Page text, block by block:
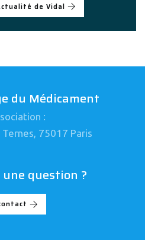
de Vidal
du Médicament
:
75017 Paris
question ?